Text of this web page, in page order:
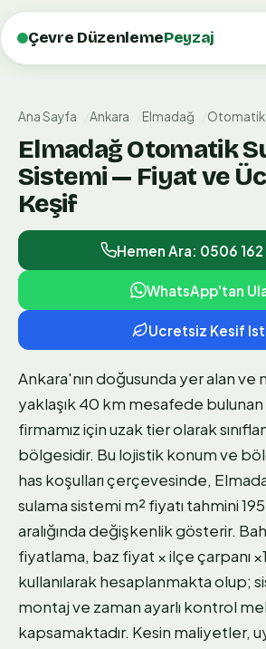
Çevre DüzenlemePeyzaj
Ana Sayfa Ankara Elmadağ Otomatik
Elmadağ Otomatik
Sistemi — Fiyat ve
Keşif
Hemen Ara: 0506
WhatsApp'tan
Ucretsiz Kesif
Ankara'nın doğusunda yer alan
yaklaşık 40 km mesafede
firmamız için uzak tier olarak
bölgesidir. Bu lojistik konum ve
has koşulları çerçevesinde,
sulama sistemi m² fiyatı tahmini
aralığında değişkenlik gösterir.
fiyatlama, baz fiyat × ilçe çarpanı
kullanılarak hesaplanmakta olup;
montaj ve zaman ayarlı kontrol
kapsamaktadır. Kesin maliyetler,